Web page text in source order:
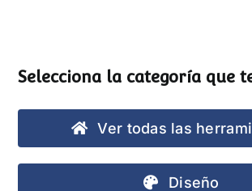
Selecciona la categoría que
Ver todas las
Diseño